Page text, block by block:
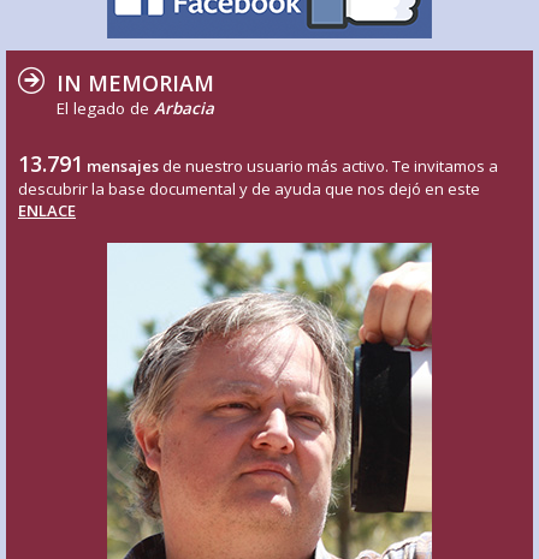
IN MEMORIAM
El legado de Arbacia
13.791 mensajes de nuestro usuario más activo. Te invitamos a
descubrir la base documental y de ayuda que nos dejó en este
ENLACE